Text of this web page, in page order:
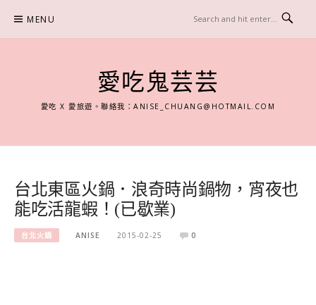
content
MENU
愛吃鬼芸芸
愛吃 X 愛旅遊。聯絡我：ANISE_CHUANG@HOTMAIL.COM
台北東區火鍋．浪奇時尚鍋物，宵夜也
能吃活龍蝦！(已歇業)
台北火鍋 ANISE 2015-02-25 0